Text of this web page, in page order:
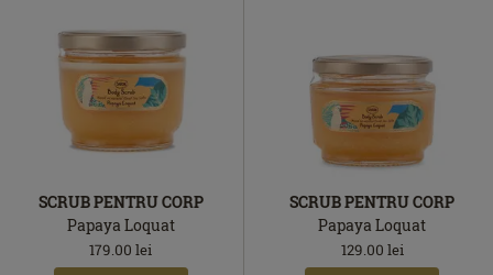
SCRUB PENTRU CORP
Papaya Loquat
179.00 lei
SCRUB PENTRU CORP
Papaya Loquat
129.00 lei